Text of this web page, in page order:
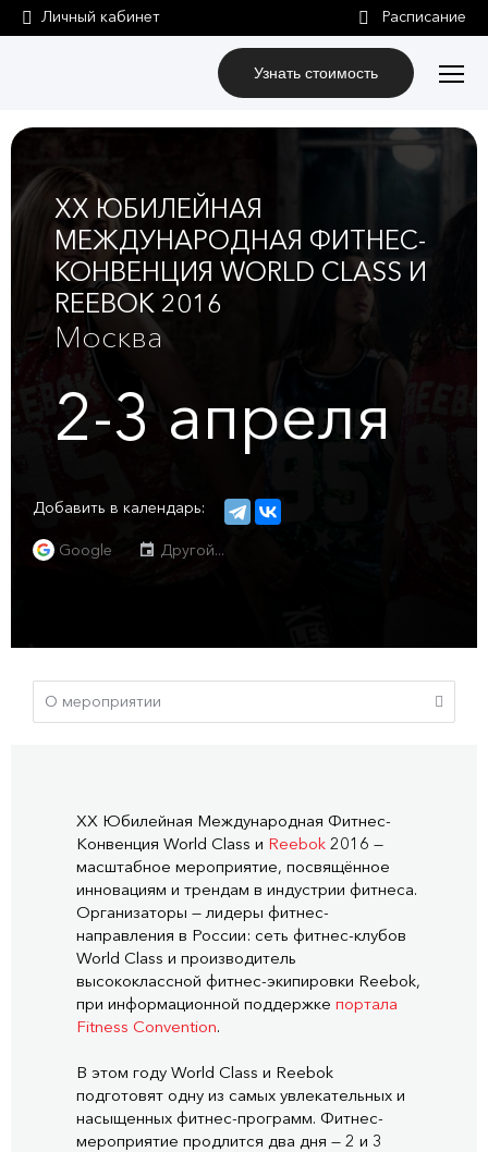
Личный кабинет
Узнать стоимость
XX ЮБИЛЕЙНАЯ
МЕЖДУНАРОДНАЯ ФИТНЕС-
КОНВЕНЦИЯ WORLD CLASS И
REEBOK 2016
Москва
2-3 апреля
Добавить в календарь:
Google Другой...
XX Юбилейная Международная Фитнес-
Конвенция World Class и Reebok 2016 —
масштабное мероприятие, посвящённое
инновациям и трендам в индустрии фитнеса.
Организаторы — лидеры фитнес-
направления в России: сеть фитнес-клубов
World Class и производитель
высококлассной фитнес-экипировки Reebok,
при информационной поддержке портала
Fitness Convention.
В этом году World Class и Reebok
подготовят одну из самых увлекательных и
насыщенных фитнес-программ. Фитнес-
мероприятие продлится два дня — 2 и 3